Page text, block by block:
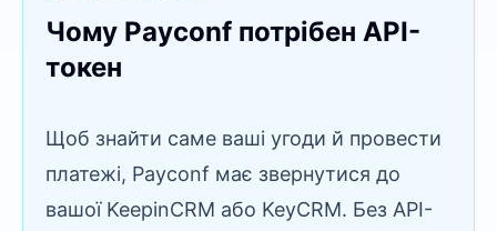
Чому Payconf потрібен API-
токен
Щоб знайти саме ваші угоди й провести
платежі, Payconf має звернутися до
вашої KeepinCRM або KeyCRM. Без API-